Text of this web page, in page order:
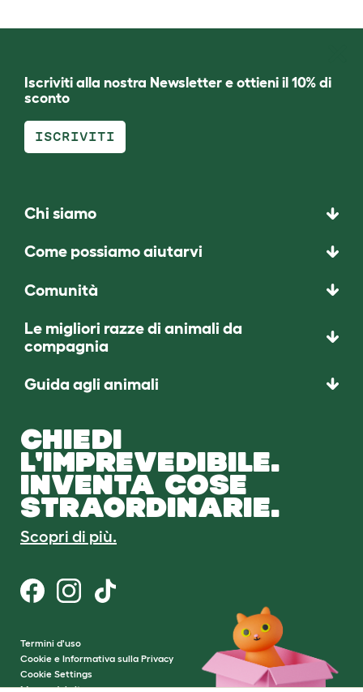
Iscriviti alla nostra Newsletter e ottieni il 10% di
sconto
ISCRIVITI
Chi siamo
Come possiamo aiutarvi
Comunità
Le migliori razze di animali da
compagnia
Guida agli animali
CHIEDI
L'IMPREVEDIBILE.
INVENTA COSE
STRAORDINARIE.
Scopri di più.
Termini d'uso
Cookie e Informativa sulla Privacy
Cookie Settings
Mappa del sito